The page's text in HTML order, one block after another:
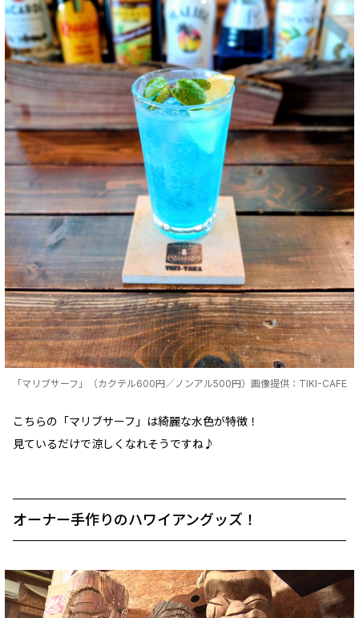
「マリブサーフ」（カクテル600円／ノンアル500円）画像提供：TIKI-CAFE
こちらの「マリブサーフ」は綺麗な水色が特徴！
見ているだけで涼しくなれそうですね♪
オーナー手作りのハワイアングッズ！